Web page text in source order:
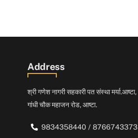
Address
श्री गणेश नागरी सहकारी पत संस्था मर्या.आष्टा,
गांधी चौक महाजन रोड, आष्टा.
9834358440 / 8766743373